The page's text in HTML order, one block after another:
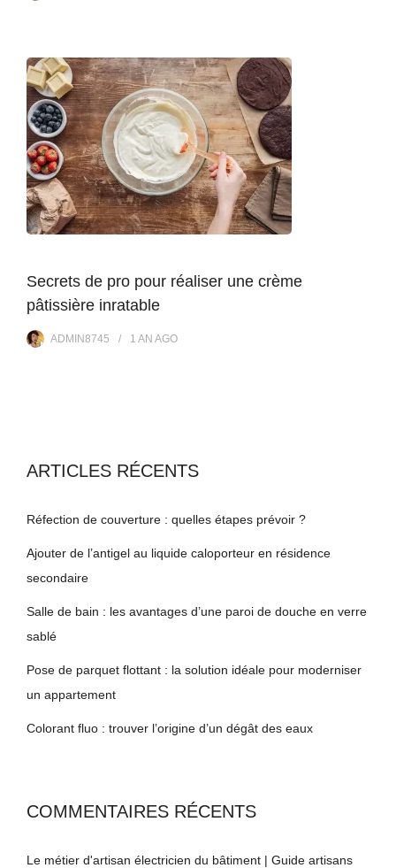
Secrets de pro pour réaliser une crème
pâtissière inratable
ADMIN8745 1 AN AGO
ARTICLES RÉCENTS
Réfection de couverture : quelles étapes prévoir ?
Ajouter de l’antigel au liquide caloporteur en résidence
secondaire
Salle de bain : les avantages d’une paroi de douche en verre
sablé
Pose de parquet flottant : la solution idéale pour moderniser
un appartement
Colorant fluo : trouver l’origine d’un dégât des eaux
COMMENTAIRES RÉCENTS
Le métier d'artisan électricien du bâtiment | Guide artisans